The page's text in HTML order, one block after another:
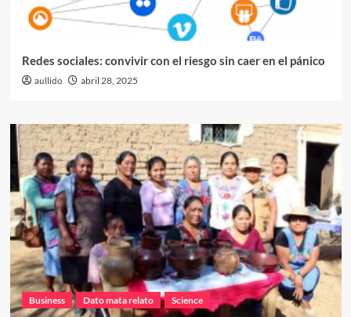
Redes sociales: convivir con el riesgo sin caer en el pánico
aullido abril 28, 2025
Business Dato mata relato Science